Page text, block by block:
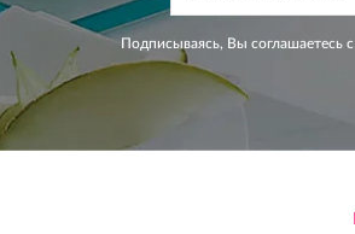
Подписываясь, Вы соглашаетесь с